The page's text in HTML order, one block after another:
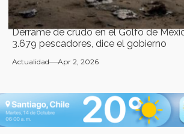
Derrame de crudo en el Golfo de
3.679 pescadores, dice el gobierno
Actualidad Apr 2, 2026